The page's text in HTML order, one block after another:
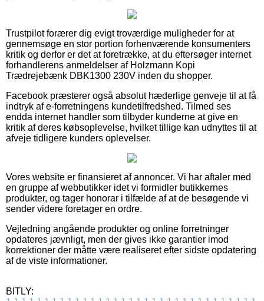
Trustpilot forærer dig evigt troværdige muligheder for at
gennemsøge en stor portion forhenværende konsumenters
kritik og derfor er det at foretrække, at du eftersøger internet
forhandlerens anmeldelser af Holzmann Kopi
Trædrejebænk DBK1300 230V inden du shopper.
Facebook præsterer også absolut hæderlige genveje til at få
indtryk af e-forretningens kundetilfredshed. Tilmed ses
endda internet handler som tilbyder kunderne at give en
kritik af deres købsoplevelse, hvilket tillige kan udnyttes til at
afveje tidligere kunders oplevelser.
Vores website er finansieret af annoncer. Vi har aftaler med
en gruppe af webbutikker idet vi formidler butikkernes
produkter, og tager honorar i tilfælde af at de besøgende vi
sender videre foretager en ordre.
Vejledning angående produkter og online forretninger
opdateres jævnligt, men der gives ikke garantier imod
korrektioner der måtte være realiseret efter sidste opdatering
af de viste informationer.
BITLY: